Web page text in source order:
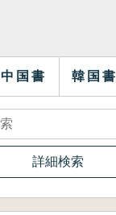
中国書 韓国書
詳細検索